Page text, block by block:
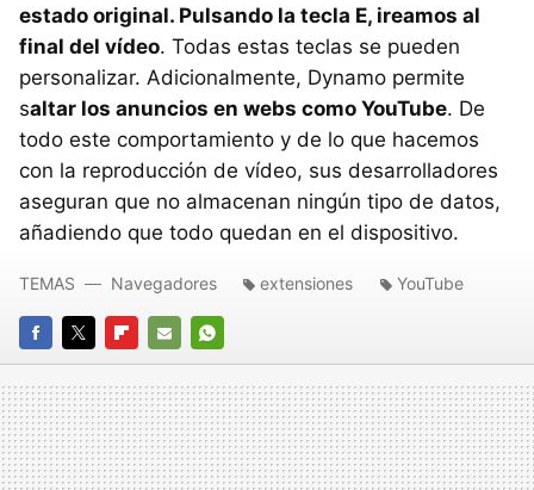
estado original. Pulsando la tecla E, ireamos al
final del vídeo. Todas estas teclas se pueden
personalizar. Adicionalmente, Dynamo permite
saltar los anuncios en webs como YouTube. De
todo este comportamiento y de lo que hacemos
con la reproducción de vídeo, sus desarrolladores
aseguran que no almacenan ningún tipo de datos,
añadiendo que todo quedan en el dispositivo.
FACEBOOK
TWITTERFLIPBOARD
E-
MAIL
WHATSAPP
TEMAS Navegadores extensiones YouTube